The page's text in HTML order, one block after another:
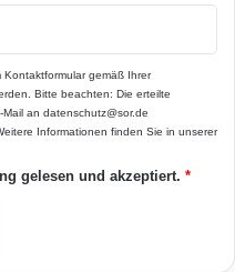
wird.
2009
Kontaktformular gemäß Ihrer
Bitte beachten: Die erteilte
an datenschutz@sor.de
Informationen finden Sie in unserer
gelesen und akzeptiert. *